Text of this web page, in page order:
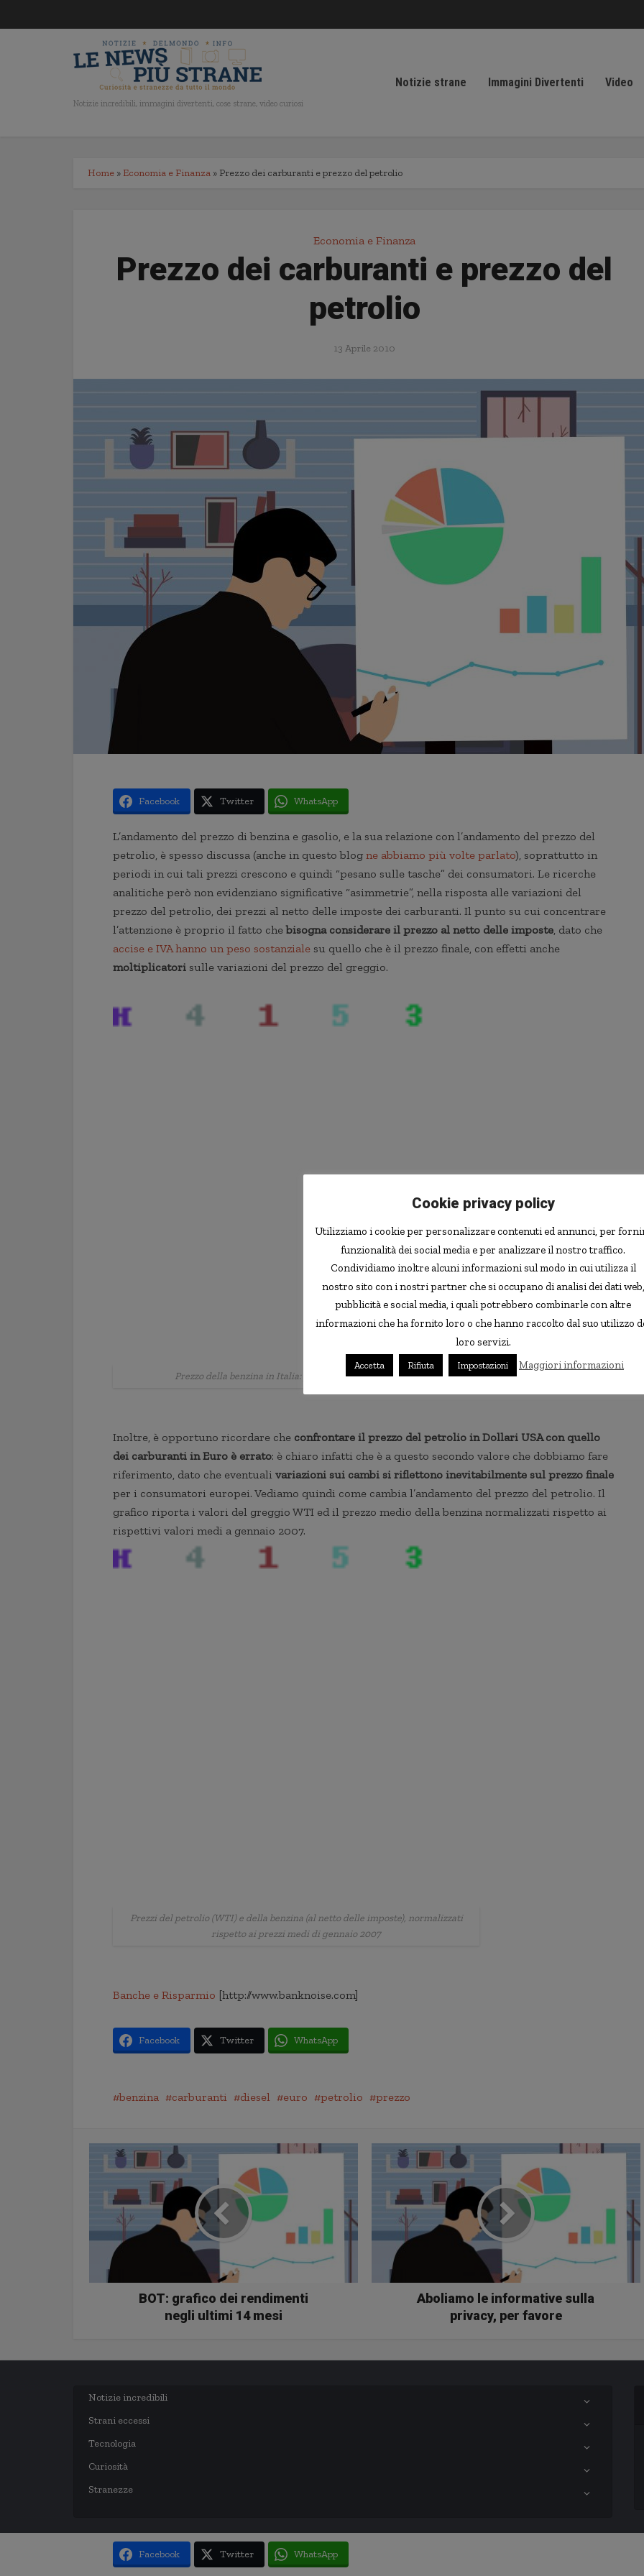
Notizie incredibili, immagini divertenti, cose strane, video curiosi
Notizie strane Immagini Divertenti Video
Home » Economia e Finanza » Prezzo dei carburanti e prezzo del petrolio
Economia e Finanza
Prezzo dei carburanti e prezzo del
petrolio
13 Aprile 2010
Facebook Twitter WhatsApp
L’andamento del prezzo di benzina e gasolio, e la sua relazione con l’andamento del prezzo del
petrolio, è spesso discussa (anche in questo blog ne abbiamo più volte parlato), soprattutto in
periodi in cui tali prezzi crescono e quindi “pesano sulle tasche” dei consumatori. Le ricerche
analitiche però non evidenziano significative “asimmetrie”, nella risposta alle variazioni del
prezzo del petrolio, dei prezzi al netto delle imposte dei carburanti. Il punto su cui concentrare
l’attenzione è proprio il fatto chebisogna considerare il prezzo al netto delle imposte, dato che
accise e IVA hanno un peso sostanziale su quello che è il prezzo finale, con effetti anche
moltiplicatori sulle variazioni del prezzo del greggio.
Prezzo della benzina in Italia: prezzo netto, accise ed IVA
Inoltre, è opportuno ricordare che confrontare il prezzo del petrolio in Dollari USA con quello
dei carburanti in Euro è errato: è chiaro infatti che è a questo secondo valore che dobbiamo fare
riferimento, dato che eventuali variazioni sui cambi si riflettono inevitabilmente sul prezzo finale
per i consumatori europei. Vediamo quindi come cambia l’andamento del prezzo del petrolio. Il
grafico riporta i valori del greggio WTI ed il prezzo medio della benzina normalizzati rispetto ai
rispettivi valori medi a gennaio 2007.
Prezzi del petrolio (WTI) e della benzina (al netto delle imposte), normalizzati
rispetto ai prezzi medi di gennaio 2007
Banche e Risparmio [http://www.banknoise.com]
Facebook Twitter WhatsApp
benzina carburanti diesel euro petrolio prezzo
BOT: grafico dei rendimenti
negli ultimi 14 mesi
Aboliamo le informative sulla
privacy, per favore
Notizie incredibili
Strani eccessi
Tecnologia
Curiosità
Stranezze
Copyright © 2003-2020 notizie.delmondo.info Questo blog non è una testata giornalistica né una pubblicazione periodica. -
Facebook Twitter WhatsApp
Cookie privacy policy
Utilizziamo i cookie per personalizzare contenuti ed annunci, per
funzionalità dei social media e per analizzare il nostro traffico.
Condividiamo inoltre alcuni informazioni sul modo in cui utilizza il
nostro sito con i nostri partner che si occupano di analisi dei dati web,
pubblicità e social media, i quali potrebbero combinarle con altre
informazioni che ha fornito loro o che hanno raccolto dal suo utilizzo
loro servizi.
Accetta Rifiuta Impostazioni Maggiori informazioni